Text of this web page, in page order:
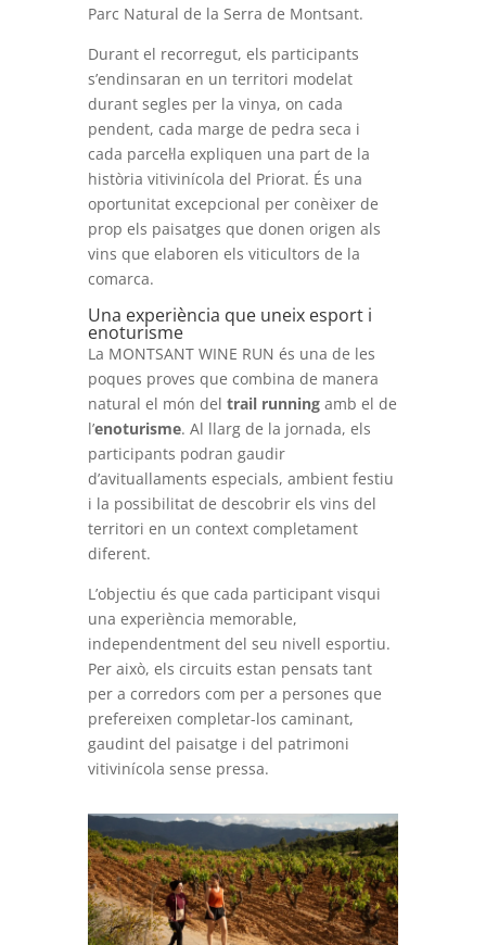
Parc Natural de la Serra de Montsant.
Durant el recorregut, els participants
s’endinsaran en un territori modelat
durant segles per la vinya, on cada
pendent, cada marge de pedra seca i
cada parcel·la expliquen una part de la
història vitivinícola del Priorat. És una
oportunitat excepcional per conèixer de
prop els paisatges que donen origen als
vins que elaboren els viticultors de la
comarca.
Una experiència que uneix esport i
enoturisme
La MONTSANT WINE RUN és una de les
poques proves que combina de manera
natural el món del trail runningamb el de
l’enoturisme. Al llarg de la jornada, els
participants podran gaudir
d’avituallaments especials, ambient festiu
i la possibilitat de descobrir els vins del
territori en un context completament
diferent.
L’objectiu és que cada participant visqui
una experiència memorable,
independentment del seu nivell esportiu.
Per això, els circuits estan pensats tant
per a corredors com per a persones que
prefereixen completar-los caminant,
gaudint del paisatge i del patrimoni
vitivinícola sense pressa.